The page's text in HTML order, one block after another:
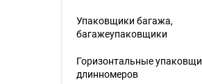
Упаковщики багажа,
багажеупаковщики
Горизонтальные
длинномеров